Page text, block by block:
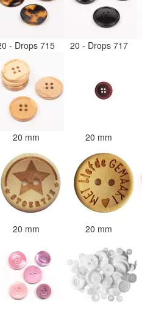
- Drops 715 20 - Drops 717
20 mm 20 mm
20 mm 20 mm